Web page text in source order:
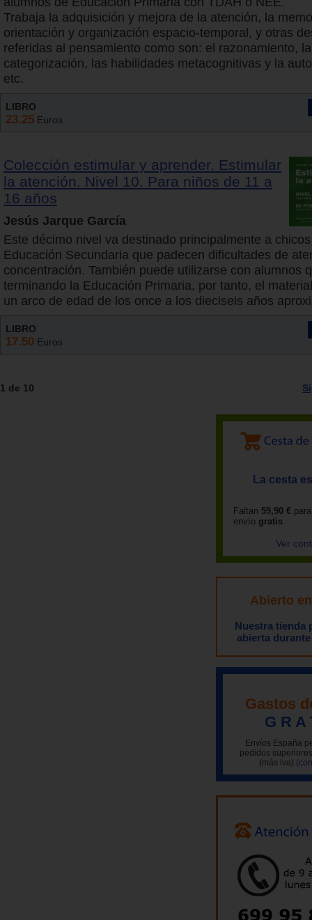
Trabaja la adquisición y mejora de la atención, la
orientación y organización espacio-temporal, y otras
referidas al pensamiento como son: el razonamiento, la
categorización, las habilidades metacognitivas y la
etc.
LIBRO
23.25 Euros
Colección estimular y aprender. Estimular
la atención. Nivel 10. Para niños de 11 a
16 años
Jesús Jarque García
Este décimo nivel va destinado principalmente a
Educación Secundaria que padecen dificultades de
concentración. También puede utilizarse con alumnos
terminando la Educación Primaria, por tanto, el
un arco de edad de los once a los dieciseis años
LIBRO
17.50 Euros
1 de 10
La cesta
Faltan 59,90 €
envío gratis
Ver
Abierto
Nuestra tienda
abierta
Gastos
G R A
Envíos España
pedidos
(más iva)